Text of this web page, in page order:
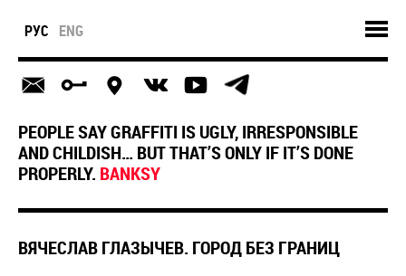
РУС ENG
PEOPLE SAY GRAFFITI IS UGLY, IRRESPONSIBLE
AND CHILDISH… BUT THAT’S ONLY IF IT’S DONE
PROPERLY. BANKSY
ВЯЧЕСЛАВ ГЛАЗЫЧЕВ. ГОРОД БЕЗ ГРАНИЦ